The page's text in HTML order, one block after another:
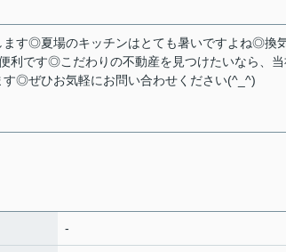
す◎夏場のキッチンはとても暑いですよね◎換
利です◎こだわりの不動産を見つけたいなら、当
◎ぜひお気軽にお問い合わせください(^_^)
-